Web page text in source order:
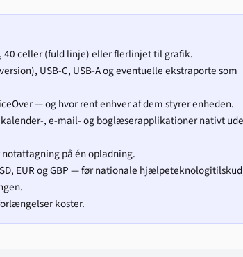
celler (fuld linje) eller flerlinjet til grafik.
USB-C, USB-A og eventuelle ekstraporte som
— og hvor rent enhver af dem styrer enheden.
, e-mail- og boglæserapplikationer nativt
på én opladning.
EUR og GBP — før nationale
koster.